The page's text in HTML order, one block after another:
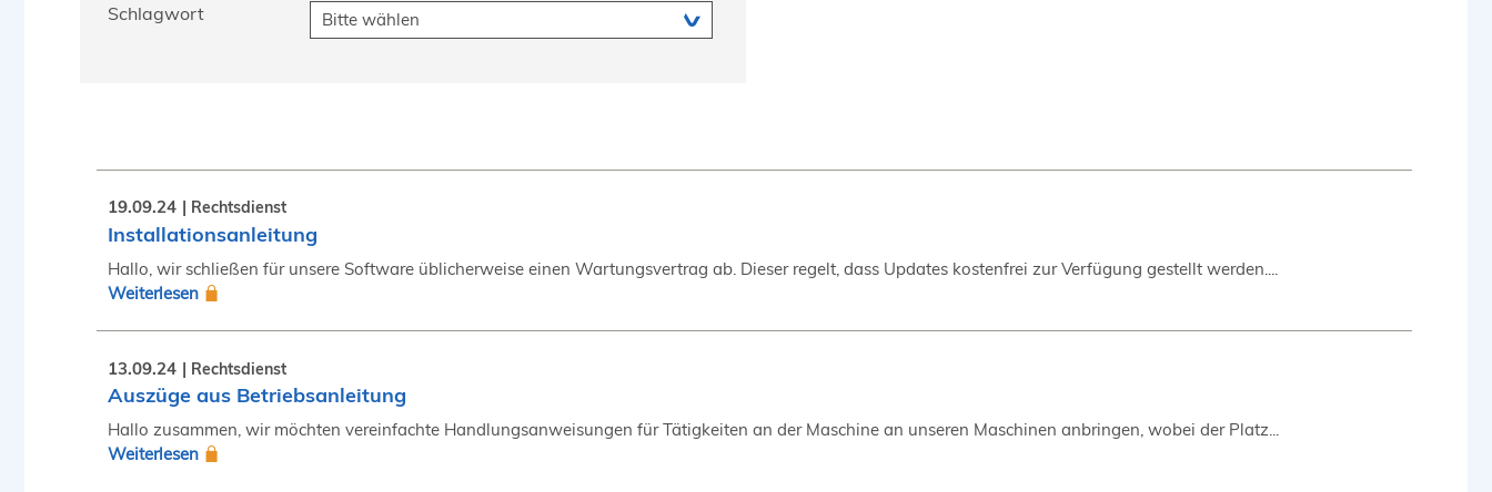
Schlagwort
19.09.24 Rechtsdienst
Installationsanleitung
Hallo, wir schließen für unsere Software üblicherweise einen Wartungsvertrag ab. Dieser regelt, dass Updates kostenfrei zur Verfügung gestellt werden....
Weiterlesen
13.09.24 Rechtsdienst
Auszüge aus Betriebsanleitung
Hallo zusammen, wir möchten vereinfachte Handlungsanweisungen für Tätigkeiten an der Maschine an unseren Maschinen anbringen, wobei der Platz...
Weiterlesen